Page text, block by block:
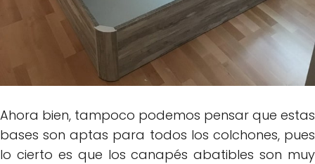
Ahora bien, tampoco podemos pensar que estas
bases son aptas para todos los colchones, pues
lo cierto es que los canapés abatibles son muy